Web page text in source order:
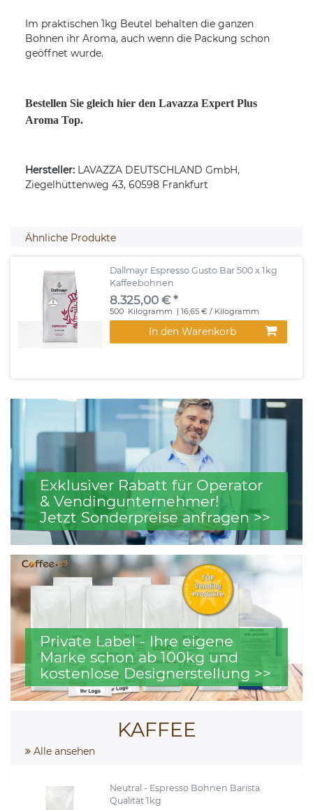
Im praktischen 1kg Beutel behalten die ganzen
Bohnen ihr Aroma, auch wenn die Packung schon
geöffnet wurde.
Bestellen Sie gleich hier den Lavazza Expert Plus
Aroma Top.
Hersteller: LAVAZZA DEUTSCHLAND GmbH,
Ziegelhüttenweg 43, 60598 Frankfurt
Ähnliche Produkte
Dallmayr Espresso Gusto Bar 500 x 1kg
Kaffeebohnen
8.325,00 € *
500 Kilogramm | 16,65 € / Kilogramm
In den Warenkorb
Exklusiver Rabatt für Operator
& Vendingunternehmer!
Jetzt Sonderpreise anfragen >>
Private Label - Ihre eigene
Marke schon ab 100kg und
kostenlose Designerstellung >>
KAFFEE
Alle ansehen
Neutral - Espresso Bohnen Barista
Qualität 1kg